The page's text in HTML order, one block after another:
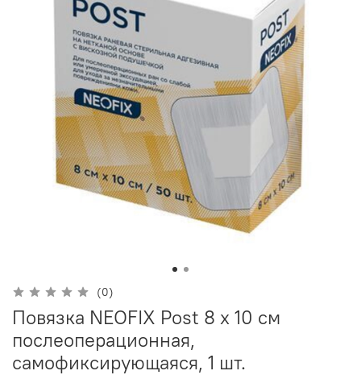
(0)
Повязка NEOFIX Post 8 х 10 см
послеоперационная,
самофиксирующаяся, 1 шт.